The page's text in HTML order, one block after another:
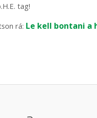
tag!
rá: Le kell bontani a